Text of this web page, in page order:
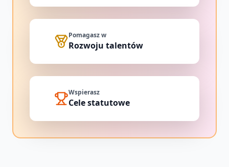
Pomagasz w
Rozwoju talentów
Wspierasz
Cele statutowe